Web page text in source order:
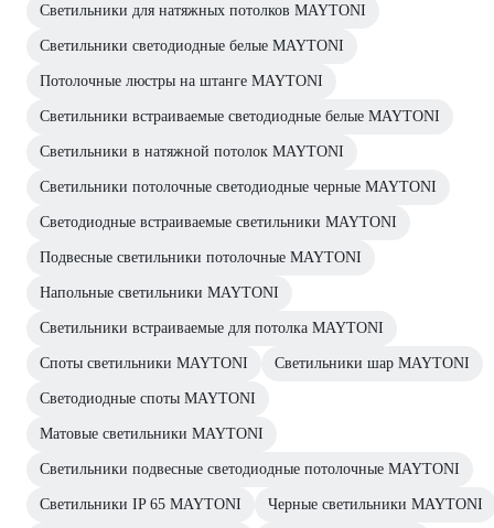
Светильники для натяжных потолков MAYTONI
Светильники светодиодные белые MAYTONI
Потолочные люстры на штанге MAYTONI
Светильники встраиваемые светодиодные белые MAYTONI
Светильники в натяжной потолок MAYTONI
Светильники потолочные светодиодные черные MAYTONI
Светодиодные встраиваемые светильники MAYTONI
Подвесные светильники потолочные MAYTONI
Напольные светильники MAYTONI
Светильники встраиваемые для потолка MAYTONI
Споты светильники MAYTONI Светильники шар MAYTONI
Светодиодные споты MAYTONI
Матовые светильники MAYTONI
Светильники подвесные светодиодные потолочные MAYTONI
Светильники IP 65 MAYTONI Черные светильники MAYTONI